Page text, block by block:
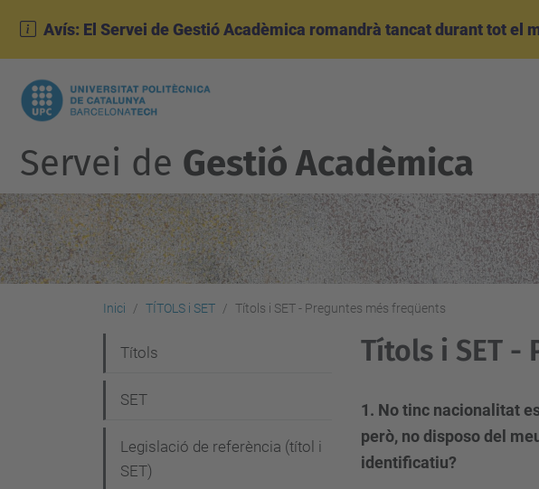
Avís: El Servei de Gestió Acadèmica romandrà tancat durant tot el
Servei de Gestió Acadèmica
Inici TÍTOLS i SET Títols i SET - Preguntes més freqüents
Títols i SET -
1. No tinc nacionalitat
però, no disposo del
identificatiu?
a
v
Títols
SET
Legislació de referència (títol i
SET)